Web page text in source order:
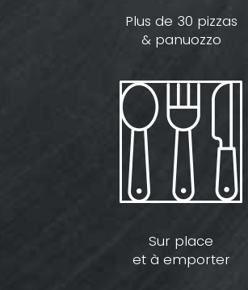
Plus de 30 pizzas
& panuozzo
Sur place
et à emporter